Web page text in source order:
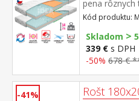
Codporúčaná
matraca 17
pena rôznych
pre
masážna
masáž v
penou a
snímateľný a
nosnosť do
Kód produktu:
Skladom >
339 € s DPH
-50% 678 €
-41% Rošt